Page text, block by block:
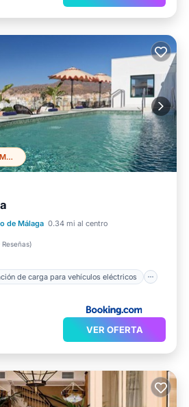
En el 20% superior en Malaga Historic Centre
de Málaga 0.34 mi al centro
)
de carga para vehículos eléctricos
para vehículos eléctricos
Piscina
VER OFERTA